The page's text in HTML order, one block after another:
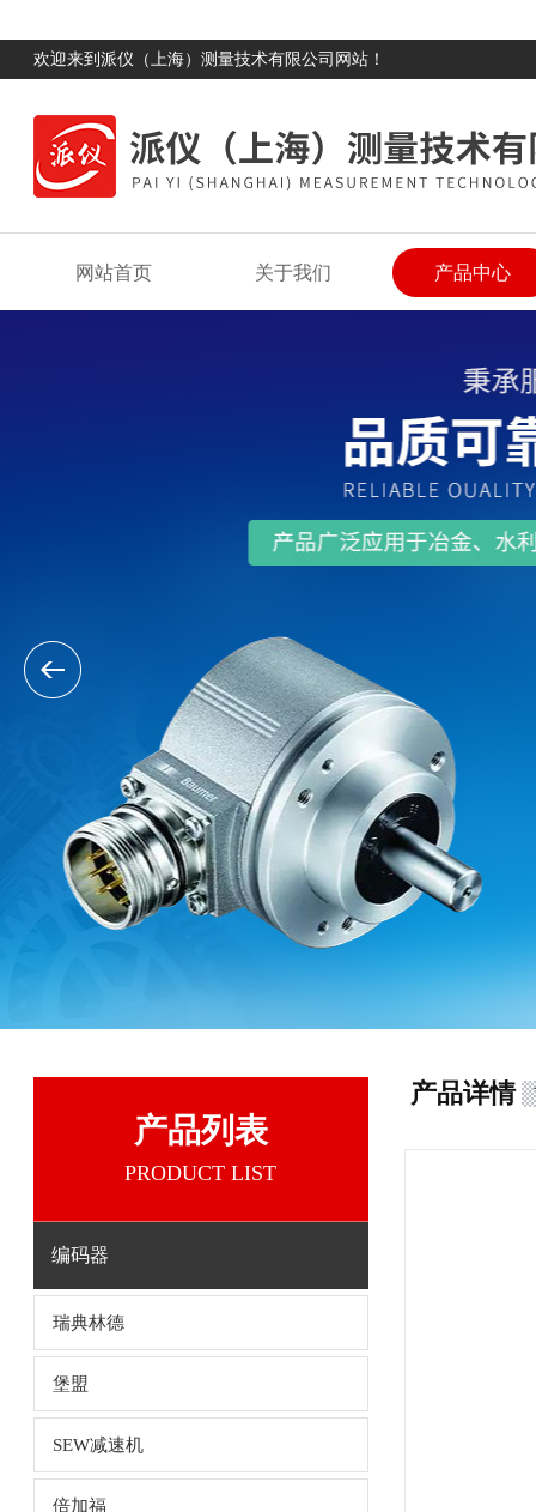
欢迎来到派仪（上海）测量技术有限公司网站！
网站首页 关于我们 产品中心
产品列表
PRODUCT LIST
编码器
瑞典林德
堡盟
SEW减速机
倍加福
产品详情